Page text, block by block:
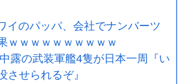
イのパッパ、会社でナンバーツ
ｗｗｗｗｗｗｗｗｗｗ
中露の武装軍艦4隻が日本一周『い
させられるぞ』